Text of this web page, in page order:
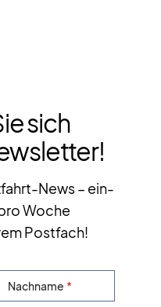
sich
News – ein-
Woche
Postfach!
Nachname